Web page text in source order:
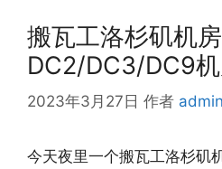
搬瓦工洛杉矶机
DC2/DC3/DC9
2023年3月27日 作者 admin
今天夜里一个搬瓦工洛杉矶